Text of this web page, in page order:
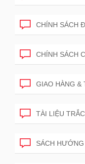
CHÍNH SÁCH
CHÍNH SÁCH
GIAO HÀNG &
TÀI LIỆU
SÁCH